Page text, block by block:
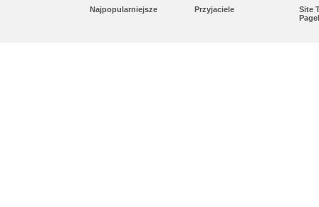
Najpopularniejsze Przyjaciele
Site